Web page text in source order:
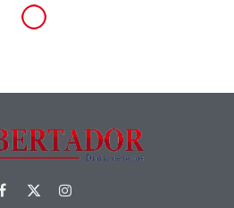
Facebook
X
Instagram